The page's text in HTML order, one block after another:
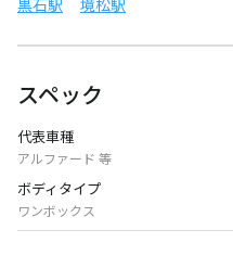
黒石駅 境松駅
スペック
代表車種
アルファード 等
ボディタイプ
ワンボックス